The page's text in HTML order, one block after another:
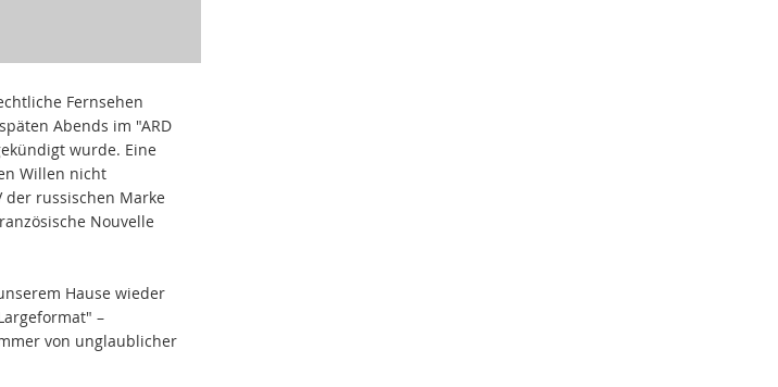
Fernsehen
Abends im "ARD
wurde. Eine
Willen nicht
der russischen Marke
Nouvelle
Hause wieder
–
von unglaublicher